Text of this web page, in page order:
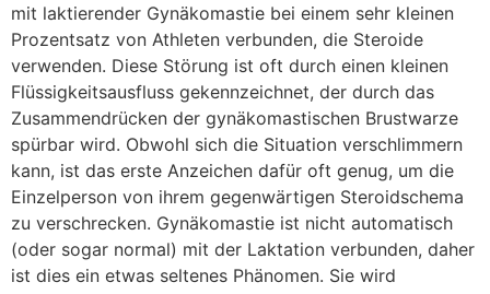
mit laktierender Gynäkomastie bei einem sehr kleinen
Prozentsatz von Athleten verbunden, die Steroide
verwenden. Diese Störung ist oft durch einen kleinen
Flüssigkeitsausfluss gekennzeichnet, der durch das
Zusammendrücken der gynäkomastischen Brustwarze
spürbar wird. Obwohl sich die Situation verschlimmern
kann, ist das erste Anzeichen dafür oft genug, um die
Einzelperson von ihrem gegenwärtigen Steroidschema
zu verschrecken. Gynäkomastie ist nicht automatisch
(oder sogar normal) mit der Laktation verbunden, daher
ist dies ein etwas seltenes Phänomen. Sie wird